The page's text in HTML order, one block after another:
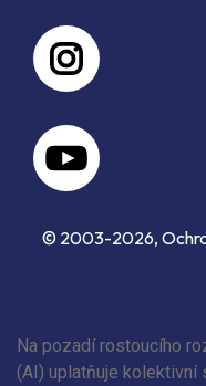
© 2003-2026,
Na pozadí rostoucího
(AI) uplatňuje kolektivní